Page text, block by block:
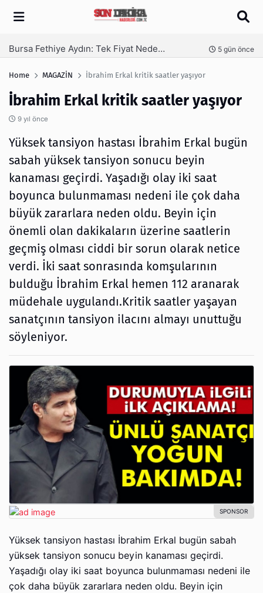
Arama
SEO Hizmeti Alırken Kandırılmamak İçin Bilinmesi Gerekenler 6 gün önce
Home MAGAZİN İbrahim Erkal kritik saatler yaşıyor
İbrahim Erkal kritik saatler yaşıyor
9 yıl önce
Yüksek tansiyon hastası İbrahim Erkal bugün
sabah yüksek tansiyon sonucu beyin
kanaması geçirdi. Yaşadığı olay iki saat
boyunca bulunmaması nedeni ile çok daha
büyük zararlara neden oldu. Beyin için
önemli olan dakikaların üzerine saatlerin
geçmiş olması ciddi bir sorun olarak netice
verdi. İki saat sonrasında komşularının
bulduğu İbrahim Erkal hemen 112 aranarak
müdehale uygulandı.Kritik saatler yaşayan
sanatçının tansiyon ilacını almayı unuttuğu
söyleniyor.
Yüksek tansiyon hastası İbrahim Erkal bugün sabah
yüksek tansiyon sonucu beyin kanaması geçirdi.
Yaşadığı olay iki saat boyunca bulunmaması nedeni ile
çok daha büyük zararlara neden oldu. Beyin için